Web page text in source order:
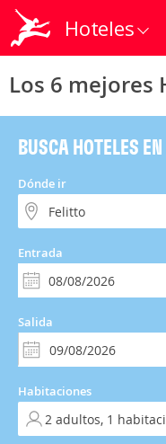
Hoteles
Los 6 mejores
BUSCA HOTELES
Dónde ir
Entrada
Salida
Habitaciones